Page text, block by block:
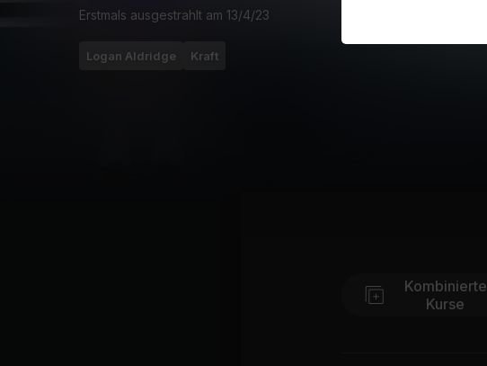
Erstmals ausgestrahlt am 13/4/23
Logan Aldridge Kraft
Kombinierte
Kurse